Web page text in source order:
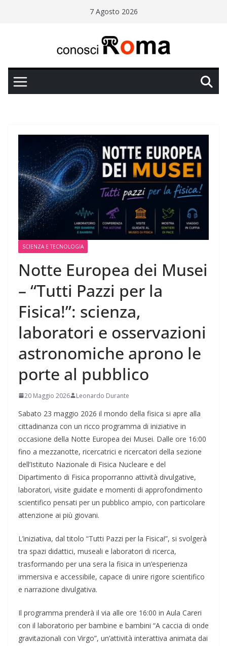
7 Agosto 2026
SCIENZA E TECNOLOGIA
Notte Europea dei Musei
– “Tutti Pazzi per la
Fisica!”: scienza,
laboratori e osservazioni
astronomiche aprono le
porte al pubblico
20 Maggio 2026 Leonardo Durante
Sabato 23 maggio 2026 il mondo della fisica si apre alla
cittadinanza con un ricco programma di iniziative in
occasione della Notte Europea dei Musei. Dalle ore 16:00
fino a mezzanotte, ricercatrici e ricercatori della sezione
dell’Istituto Nazionale di Fisica Nucleare e del
Dipartimento di Fisica proporranno attività divulgative,
laboratori, visite guidate e momenti di approfondimento
scientifico pensati per un pubblico ampio, con particolare
attenzione ai più giovani.
L’iniziativa, dal titolo “Tutti Pazzi per la Fisica!”, si svolgerà
tra spazi didattici, museali e laboratori di ricerca,
trasformando per una sera la fisica in un’esperienza
immersiva e accessibile, capace di unire rigore scientifico
e narrazione divulgativa.
Il programma prenderà il via alle ore 16:00 in Aula Careri
con il laboratorio per bambine e bambini “A caccia di onde
gravitazionali con Virgo”, un’attività interattiva animata dai